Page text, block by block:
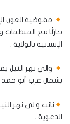
مفوضية العون
طارئًا مع المنظمات
الإنسانية بالولاية .
والي نهر
بشمال غرب أبو حمد
نائب والي نهر
الدعوية .